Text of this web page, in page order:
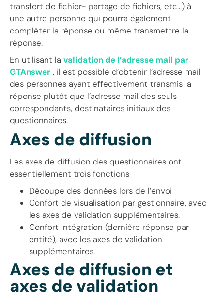
transfert de fichier- partage de fichiers, etc…) à
une autre personne qui pourra également
compléter la réponse ou même transmettre la
réponse.
En utilisant la validation de l’adresse mail par
GTAnswer , il est possible d’obtenir l’adresse mail
des personnes ayant effectivement transmis la
réponse plutôt que l’adresse mail des seuls
correspondants, destinataires initiaux des
questionnaires.
Axes de diffusion
Les axes de diffusion des questionnaires ont
essentiellement trois fonctions
Découpe des données lors de l’envoi
Confort de visualisation par gestionnaire, avec
les axes de validation supplémentaires.
Confort intégration (dernière réponse par
entité), avec les axes de validation
supplémentaires.
Axes de diffusion et
axes de validation